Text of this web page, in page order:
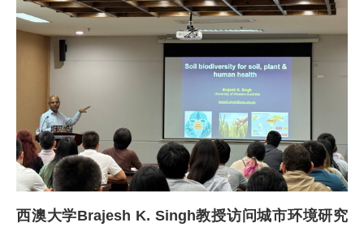
西澳大学Brajesh K. Singh教授访问城市环境研究